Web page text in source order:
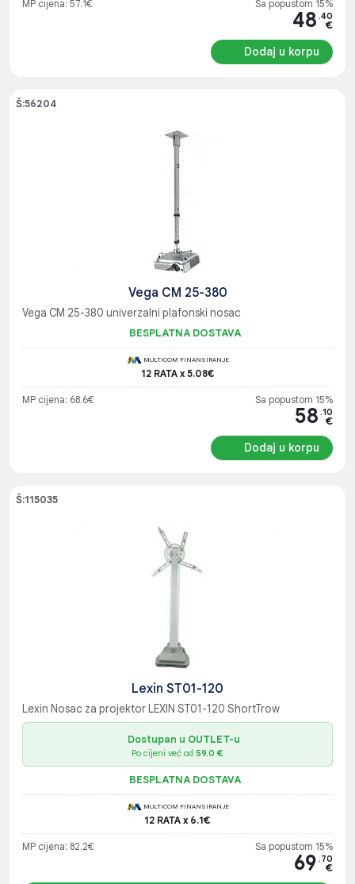
MP cijena: 57.1€ Sa popustom 15%
48 .40
€
Dodaj u korpu
Š:56204
Vega CM 25-380
Vega CM 25-380 univerzalni plafonski nosac
BESPLATNA DOSTAVA
MULTICOM FINANSIRANJE
12 RATA x 5.08€
MP cijena: 68.6€ Sa popustom 15%
58 .10
€
Dodaj u korpu
Š:115035
Lexin ST01-120
Lexin Nosac za projektor LEXIN ST01-120 ShortTrow
Dostupan u OUTLET-u
Po cijeni već od 59.0 €
BESPLATNA DOSTAVA
MULTICOM FINANSIRANJE
12 RATA x 6.1€
MP cijena: 82.2€ Sa popustom 15%
69 .70
€